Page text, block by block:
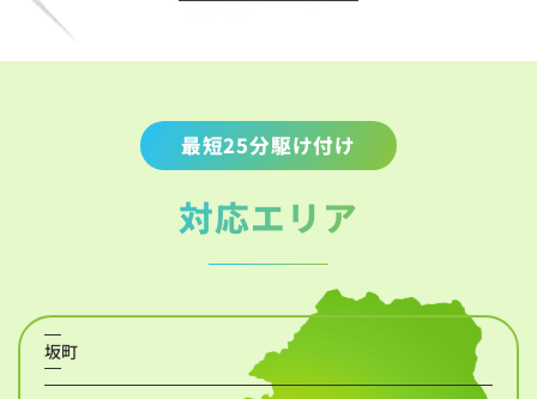
最短25分駆け付け
対応エリア
坂町